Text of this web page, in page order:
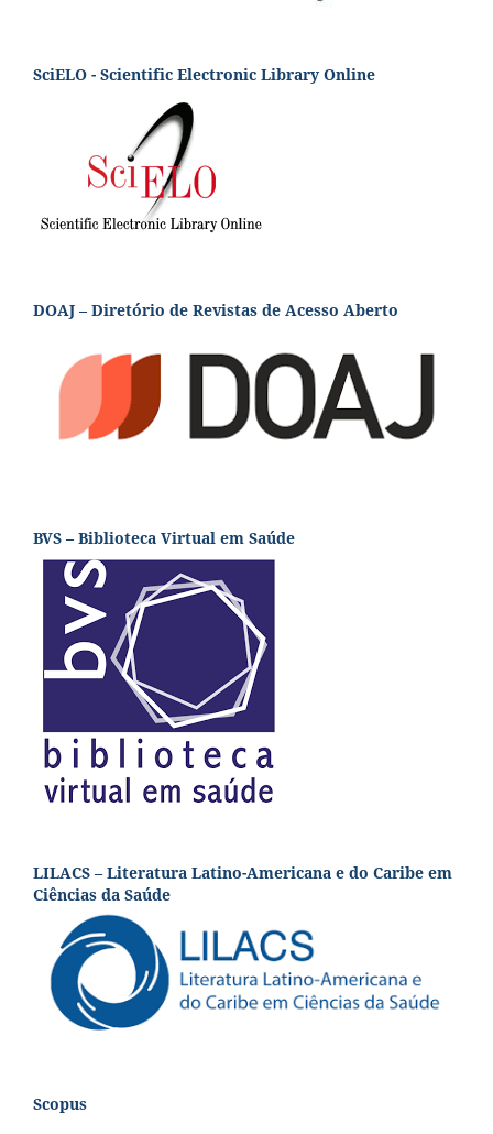
SciELO - Scientific Electronic Library Online
DOAJ – Diretório de Revistas de Acesso Aberto
BVS – Biblioteca Virtual em Saúde
LILACS – Literatura Latino-Americana e do Caribe em
Ciências da Saúde
Scopus